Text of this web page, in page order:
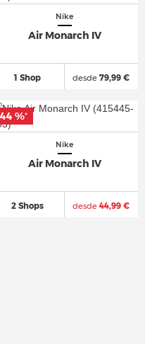
Nike
Air Monarch IV
1 Shop desde 79,99 €
Nike
Air Monarch IV
2 Shops desde 44,99 €
%*